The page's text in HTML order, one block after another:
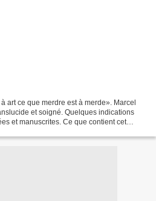
art ce que merdre est à merde». Marcel
et soigné. Quelques indications
et manuscrites. Ce que contient cet